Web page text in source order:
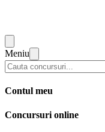
Meniu
Contul meu
Concursuri online